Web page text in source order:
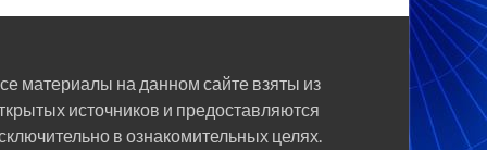
материалы на данном сайте взяты из
источников и предоставляются
в ознакомительных целях.